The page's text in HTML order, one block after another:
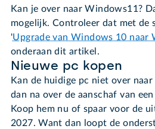
Kan je over naar Windows11?
mogelijk. Controleer dat met de
'Upgrade van Windows 10 naar
onderaan dit artikel.
Nieuwe pc kopen
Kan de huidige pc niet over
dan na over de aanschaf van
Koop hem nu of spaar voor de
2027. Want dan loopt de